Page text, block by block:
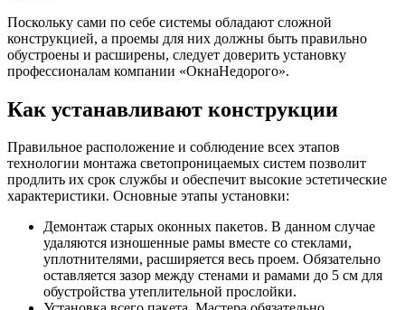
Поскольку сами по себе системы обладают сложной
конструкцией, а проемы для них должны быть правильно
обустроены и расширены, следует доверить установку
профессионалам компании «ОкнаНедорого».
Как устанавливают конструкции
Правильное расположение и соблюдение всех этапов
технологии монтажа светопроницаемых систем позволит
продлить их срок службы и обеспечит высокие эстетические
характеристики. Основные этапы установки:
Демонтаж старых оконных пакетов. В данном случае
удаляются изношенные рамы вместе со стеклами,
уплотнителями, расширяется весь проем. Обязательно
оставляется зазор между стенами и рамами до 5 см для
обустройства утеплительной прослойки.